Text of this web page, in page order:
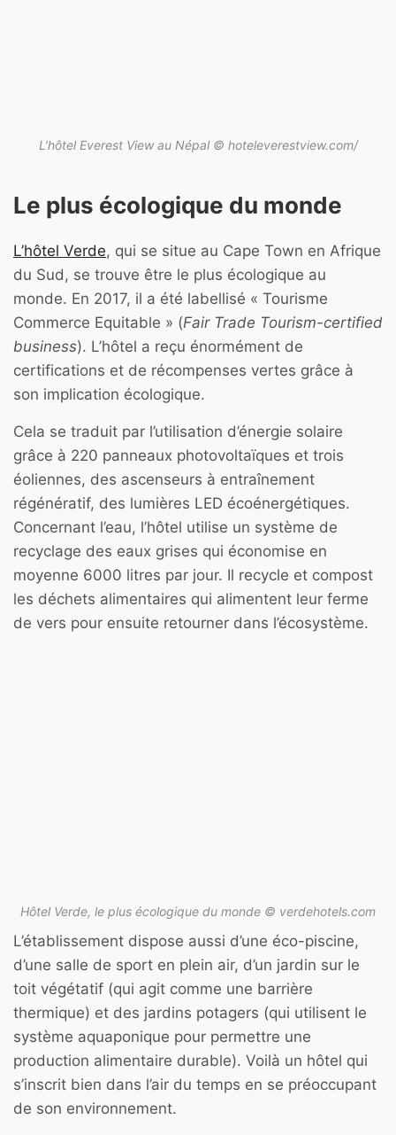
L’hôtel Everest View au Népal © hoteleverestview.com/
Le plus écologique du monde
L’hôtel Verde, qui se situe au Cape Town en Afrique
du Sud, se trouve être le plus écologique au
monde. En 2017, il a été labellisé « Tourisme
Commerce Equitable » (Fair Trade Tourism-certified
business). L’hôtel a reçu énormément de
certifications et de récompenses vertes grâce à
son implication écologique.
Cela se traduit par l’utilisation d’énergie solaire
grâce à 220 panneaux photovoltaïques et trois
éoliennes, des ascenseurs à entraînement
régénératif, des lumières LED écoénergétiques.
Concernant l’eau, l’hôtel utilise un système de
recyclage des eaux grises qui économise en
moyenne 6000 litres par jour. Il recycle et compost
les déchets alimentaires qui alimentent leur ferme
de vers pour ensuite retourner dans l’écosystème.
Hôtel Verde, le plus écologique du monde © verdehotels.com
L’établissement dispose aussi d’une éco-piscine,
d’une salle de sport en plein air, d’un jardin sur le
toit végétatif (qui agit comme une barrière
thermique) et des jardins potagers (qui utilisent le
système aquaponique pour permettre une
production alimentaire durable). Voilà un hôtel qui
s’inscrit bien dans l’air du temps en se préoccupant
de son environnement.